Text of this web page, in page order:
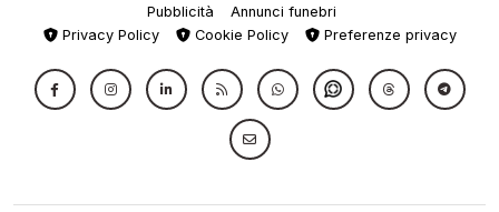
Pubblicità
Annunci funebri
Privacy Policy
Cookie Policy Preferenze privacy